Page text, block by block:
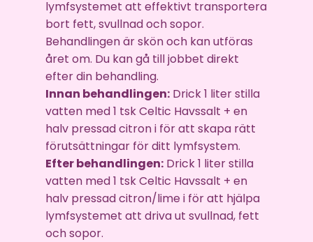
lymfsystemet att effektivt transportera
bort fett, svullnad och sopor.
Behandlingen är skön och kan utföras
året om. Du kan gå till jobbet direkt
efter din behandling.
Innan behandlingen: Drick 1 liter stilla
vatten med 1 tsk Celtic Havssalt + en
halv pressad citron i för att skapa rätt
förutsättningar för ditt lymfsystem.
Efter behandlingen: Drick 1 liter stilla
vatten med 1 tsk Celtic Havssalt + en
halv pressad citron/lime i för att hjälpa
lymfsystemet att driva ut svullnad, fett
och sopor.